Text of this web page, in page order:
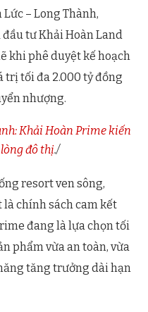
– Long Thành,
đầu tư Khải Hoàn Land
khi phê duyệt kế hoạch
trị tối đa 2.000 tỷ đồng
nhượng.
Khải Hoàn Prime kiến
đô thị./
resort ven sông,
chính sách cam kết
đang là lựa chọn tối
phẩm vừa an toàn, vừa
tăng trưởng dài hạn